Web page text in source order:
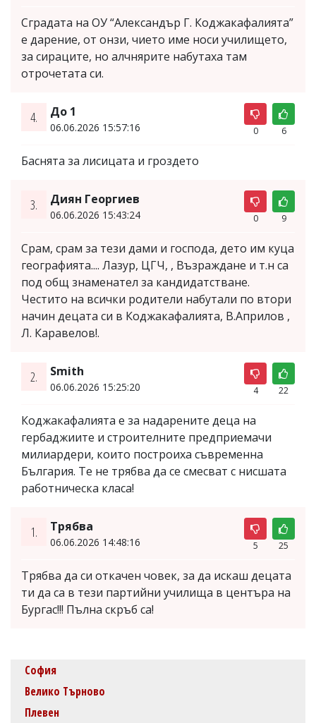
Сградата на ОУ “Александър Г. Коджакафалията”
е дарение, от онзи, чието име носи училището,
за сираците, но алчнярите набутаха там
отрочетата си.
4. До 1
06.06.2026 15:57:16 0 6
Баснята за лисицата и гроздето
3. Диян Георгиев
06.06.2026 15:43:24 0 9
Срам, срам за тези дами и господа, дето им куца
географията.... Лазур, ЦГЧ, , Възраждане и т.н са
под общ знаменател за кандидатстване.
Честито на всички родители набутали по втори
начин децата си в Коджакафалията, В.Априлов ,
Л. Каравелов!.
2. Smith
06.06.2026 15:25:20 4 22
Коджакафалията е за надарените деца на
гербаджиите и строителните предприемачи
милиардери, които построиха съвременна
България. Те не трябва да се смесват с нисшата
работническа класа!
1. Трябва
06.06.2026 14:48:16 5 25
Трябва да си откачен човек, за да искаш децата
ти да са в тези партийни училища в центъра на
Бургас!!! Пълна скръб са!
София
Велико Търново
Плевен